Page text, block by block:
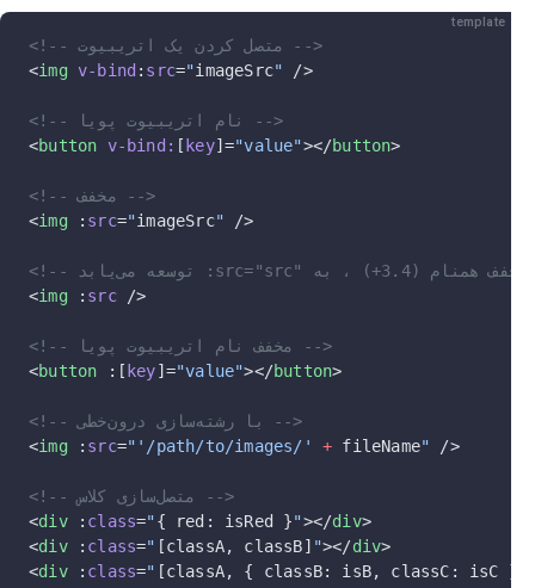
template
<!-- متصل کردن یک اتریبیوت -->
<img v-bind : src="imageSrc" />
<!-- نام اتریبیوت پویا -->
<button v-bind: [ key]="value"></button>
<!-- مخفف -->
<img : src="imageSrc" />
<img : src />
<!-- مخفف نام اتریبیوت پویا -->
<button :[ key]="value"></button>
<!-- با رشته‌سازی درون‌خطی -->
<img : src="'/path/to/images/' + fileName" />
<!-- متصل‌سازی کلاس -->
<div : class="{ red: isRed }"></div>
<div : class=" [classA, classB] "></div>
<div : class=" [classA, { classB: isB, classC: isC }]